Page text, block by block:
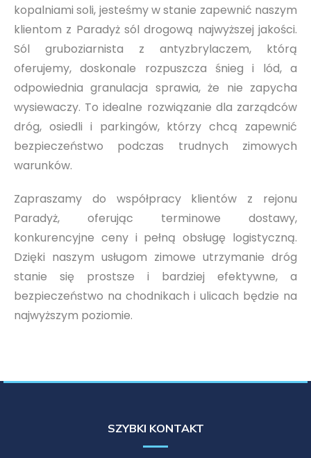
kopalniami soli, jesteśmy w stanie zapewnić naszym
klientom z Paradyż sól drogową najwyższej jakości.
Sól gruboziarnista z antyzbrylaczem, którą
oferujemy, doskonale rozpuszcza śnieg i lód, a
odpowiednia granulacja sprawia, że nie zapycha
wysiewaczy. To idealne rozwiązanie dla zarządców
dróg, osiedli i parkingów, którzy chcą zapewnić
bezpieczeństwo podczas trudnych zimowych
warunków.
Zapraszamy do współpracy klientów z rejonu
Paradyż, oferując terminowe dostawy,
konkurencyjne ceny i pełną obsługę logistyczną.
Dzięki naszym usługom zimowe utrzymanie dróg
stanie się prostsze i bardziej efektywne, a
bezpieczeństwo na chodnikach i ulicach będzie na
najwyższym poziomie.
SZYBKI KONTAKT